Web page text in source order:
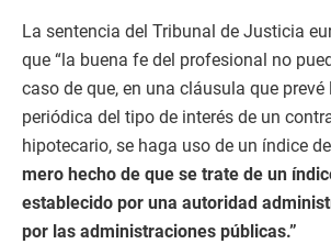
La sentencia del Tribunal de Justicia
que “la buena fe del profesional no
caso de que, en una cláusula que
periódica del tipo de interés de un
hipotecario, se haga uso de un índice
mero hecho de que se trate de un
establecido por una autoridad
por las administraciones públicas.”